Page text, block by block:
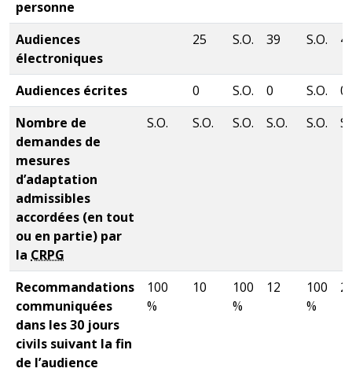
personne
Audiences
électroniques
25 S.O. 39 S.O.
Audiences écrites 0 S.O. 0 S.O.
0
Nombre de
demandes de
mesures
d’adaptation
admissibles
accordées (en tout
ou en partie) par
la CRPG
S.O. S.O. S.O. S.O. S.O.
Recommandations
communiquées
dans les 30 jours
civils suivant la fin
de l’audience
100
%
10
100
%
12
100
%